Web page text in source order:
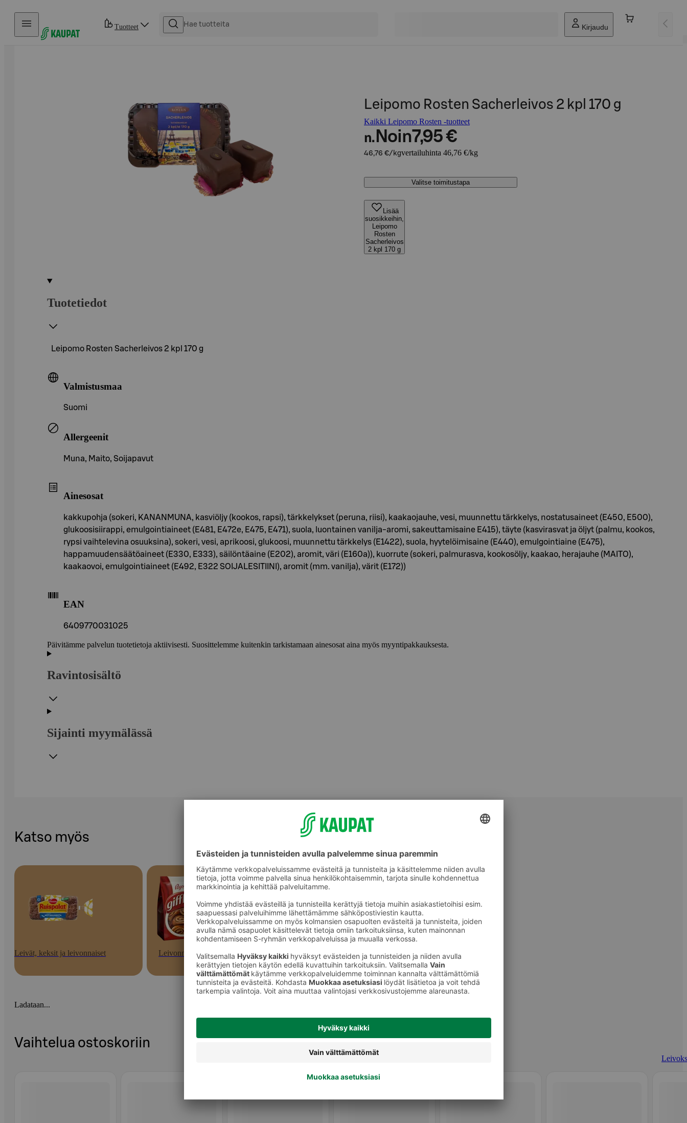
Hyppää sisältöön
Tuotteet Kirjaudu
Leipomo Rosten Sacherleivos 2 kpl 170 g
Kaikki Leipomo Rosten -tuotteet
n. Noin7,95 €
46,76 €/kgvertailuhinta 46,76 €/kg
Valitse toimitustapa
Lisää
suosikkeihin,
Leipomo
Rosten
Sacherleivos
2 kpl 170 g
Tuotetiedot
Leipomo Rosten Sacherleivos 2 kpl 170 g
Valmistusmaa
Suomi
Allergeenit
Muna, Maito, Soijapavut
Ainesosat
kakkupohja (sokeri, KANANMUNA, kasviöljy (kookos, rapsi), tärkkelykset (peruna, riisi), kaakaojauhe, vesi, muunnettu tärkkelys, nostatusaineet (E450, E500),
glukoosisiirappi, emulgointiaineet (E481, E472e, E475, E471), suola, luontainen vanilja-aromi, sakeuttamisaine E415), täyte (kasvirasvat ja öljyt (palmu, kookos,
rypsi vaihtelevina osuuksina), sokeri, vesi, aprikoosi, glukoosi, muunnettu tärkkelys (E1422), suola, hyytelöimisaine (E440), emulgointiaine (E475),
happamuudensäätöaineet (E330, E333), säilöntäaine (E202), aromit, väri (E160a)), kuorrute (sokeri, palmurasva, kookosöljy, kaakao, herajauhe (MAITO),
kaakaovoi, emulgointiaineet (E492, E322 SOIJALESITIINI), aromit (mm. vanilja), värit (E172))
EAN
6409770031025
Päivitämme palvelun tuotetietoja aktiivisesti. Suosittelemme kuitenkin tarkistamaan ainesosat aina myös myyntipakkauksesta.
Ravintosisältö
Sijainti myymälässä
Katso myös
Leivät, keksit ja leivonnaiset Leivonnaiset Leivokset
Ladataan...
Vaihtelua ostoskoriin